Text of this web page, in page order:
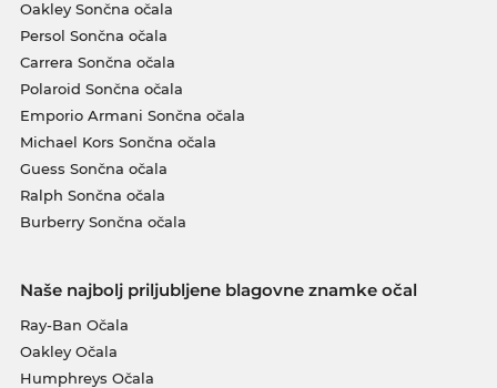
Oakley Sončna očala
Persol Sončna očala
Carrera Sončna očala
Polaroid Sončna očala
Emporio Armani Sončna očala
Michael Kors Sončna očala
Guess Sončna očala
Ralph Sončna očala
Burberry Sončna očala
Naše najbolj priljubljene blagovne znamke očal
Ray-Ban Očala
Oakley Očala
Humphreys Očala